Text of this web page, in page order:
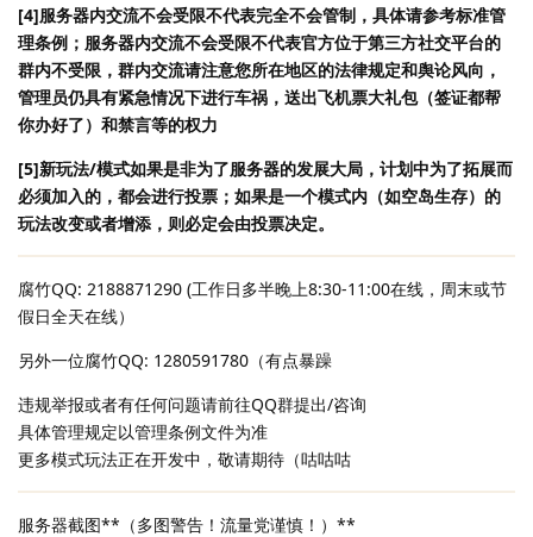
[4]服务器内交流不会受限不代表完全不会管制，具体请参考标准管
理条例；服务器内交流不会受限不代表官方位于第三方社交平台的
群内不受限，群内交流请注意您所在地区的法律规定和舆论风向，
管理员仍具有紧急情况下进行车祸，送出飞机票大礼包（签证都帮
你办好了）和禁言等的权力
[5]新玩法/模式如果是非为了服务器的发展大局，计划中为了拓展而
必须加入的，都会进行投票；如果是一个模式内（如空岛生存）的
玩法改变或者增添，则必定会由投票决定。
腐竹QQ: 2188871290 (工作日多半晚上8:30-11:00在线，周末或节
假日全天在线）
另外一位腐竹QQ: 1280591780（有点暴躁
违规举报或者有任何问题请前往QQ群提出/咨询
具体管理规定以管理条例文件为准
更多模式玩法正在开发中，敬请期待（咕咕咕
服务器截图**（多图警告！流量党谨慎！）**